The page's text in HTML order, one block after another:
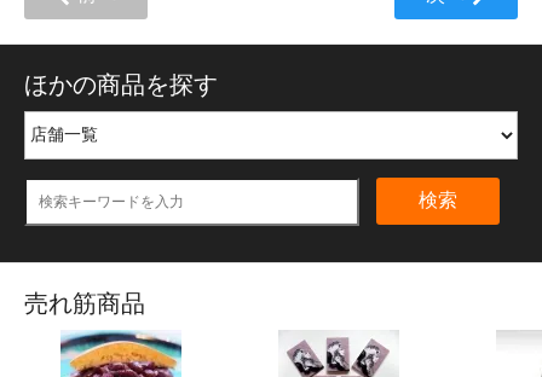
ほかの商品を探す
検索
売れ筋商品